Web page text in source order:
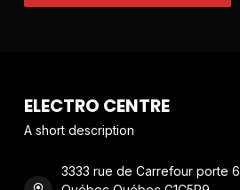
ELECTRO CENTRE
A short description
3333 rue de Carrefour porte